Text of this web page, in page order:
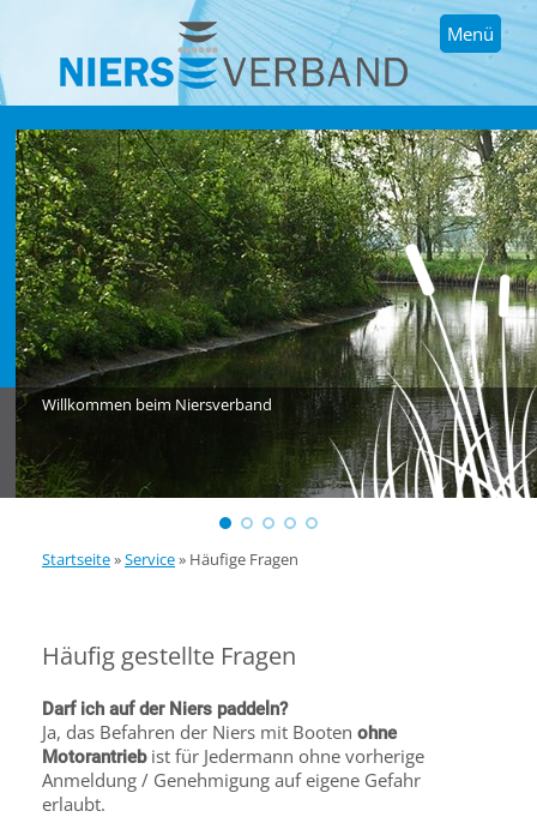
Menü
Willkommen beim Niersverband
Startseite»Service» Häufige Fragen
Häufig gestellte Fragen
Darf ich auf der Niers paddeln?
Ja, das Befahren der Niers mit Booten ohne
Motorantriebist für Jedermann ohne vorherige
Anmeldung / Genehmigung auf eigene Gefahr
erlaubt.